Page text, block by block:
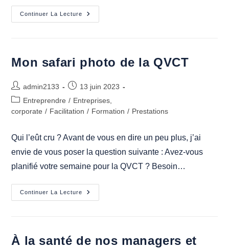
Continuer La Lecture
Co-
Construire
Travail
Mon safari photo de la QVCT
Auteur/autrice
de
publication :
admin2133
Publication
publiée :
13 juin 2023
Post
category:
Entreprendre / Entreprises,
corporate / Facilitation / Formation / Prestations
Qui l’eût cru ? Avant de vous en dire un peu plus, j’ai
envie de vous poser la question suivante : Avez-vous
planifié votre semaine pour la QVCT ? Besoin…
Continuer La Lecture
Mon
Safari
À la santé de nos managers et